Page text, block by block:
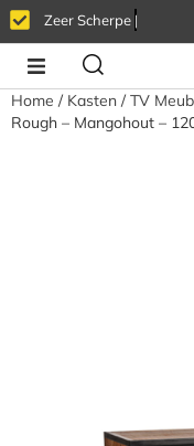
Home
Home / Kasten /TV
Rough – Mangohout –